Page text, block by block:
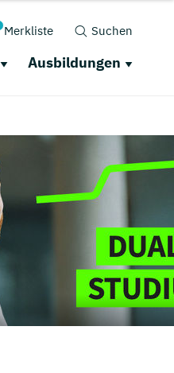
Merkliste Suchen
Ausbildungen